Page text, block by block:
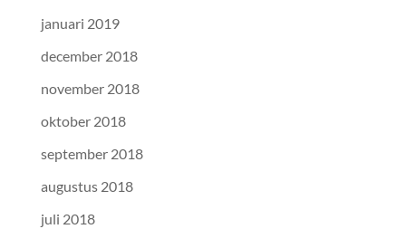
januari 2019
december 2018
november 2018
oktober 2018
september 2018
augustus 2018
juli 2018